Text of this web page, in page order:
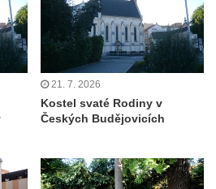
na hřbitově v
války na hřbitově
hřbitově ve Vlčí
21. 7. 2026
Kostel svaté Rodiny v
Českých Budějovicích